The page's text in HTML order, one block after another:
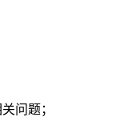
问题；